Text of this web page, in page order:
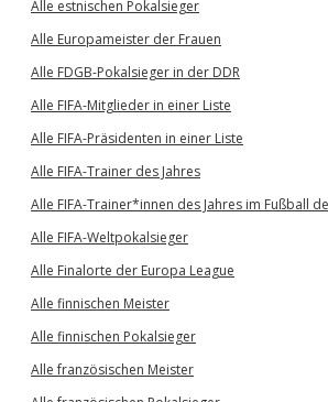
Alle estnischen Pokalsieger
Alle Europameister der Frauen
Alle FDGB-Pokalsieger in der DDR
Alle FIFA-Mitglieder in einer Liste
Alle FIFA-Präsidenten in einer Liste
Alle FIFA-Trainer des Jahres
Alle FIFA-Trainer*innen des Jahres im Fußball
Alle FIFA-Weltpokalsieger
Alle Finalorte der Europa League
Alle finnischen Meister
Alle finnischen Pokalsieger
Alle französischen Meister